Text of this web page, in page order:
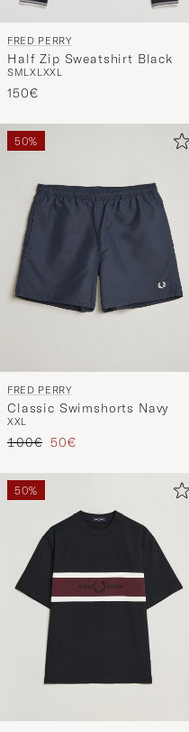
FRED PERRY
Half Zip Sweatshirt Black
SMLXLXXL
150€
50%
FRED PERRY
Classic Swimshorts Navy
XXL
Regulärer Preis
100€ Reduzierter Preis
50€
50%